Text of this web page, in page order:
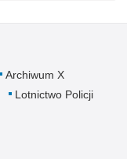
Archiwum X
Lotnictwo Policji